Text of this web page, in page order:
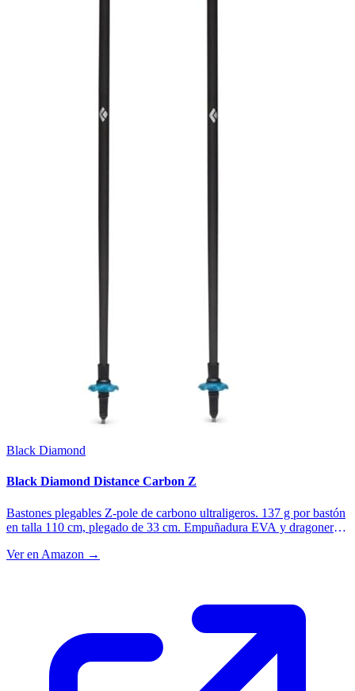
Black Diamond
Black Diamond Distance Carbon Z
Bastones plegables Z-pole de carbono ultraligeros. 137 g por bastón
en talla 110 cm, plegado de 33 cm. Empuñadura EVA y dragonera
Ver en Amazon →